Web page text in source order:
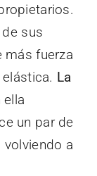
sus
más fuerza
La
ella
un par de
a